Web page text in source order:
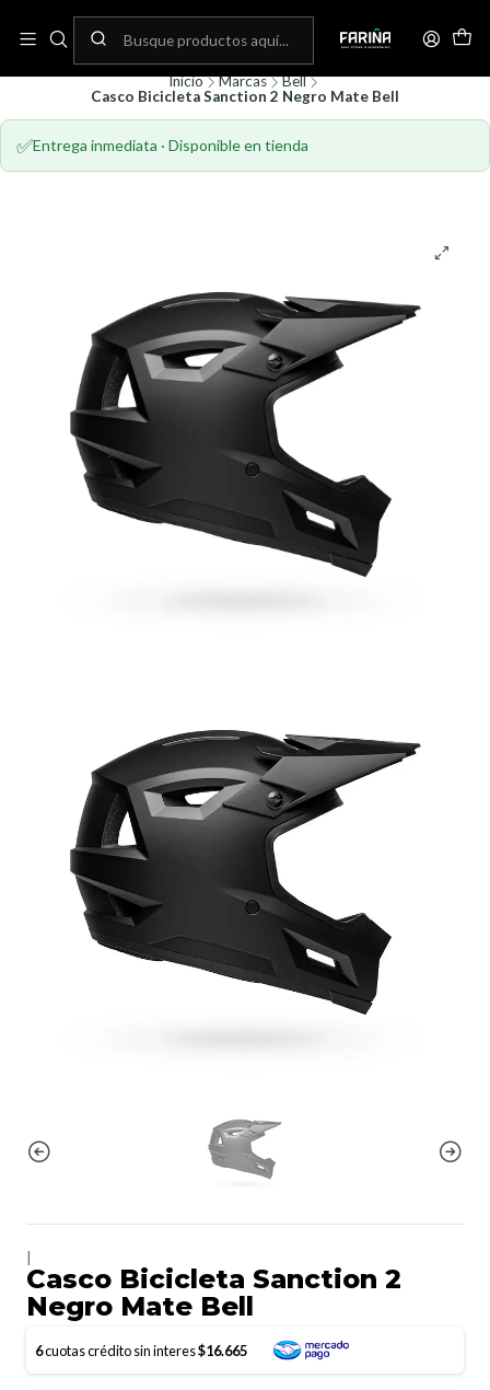
Envíos gratis por compras sobre 80.000! (No aplica para bicicletas)
Inicio Marcas
Bell
Casco Bicicleta Sanction 2 Negro Mate Bell
✅Entrega inmediata · Disponible en tienda
Casco Bicicleta Sanction 2
Negro Mate Bell
6cuotas crédito sin interes$16.665